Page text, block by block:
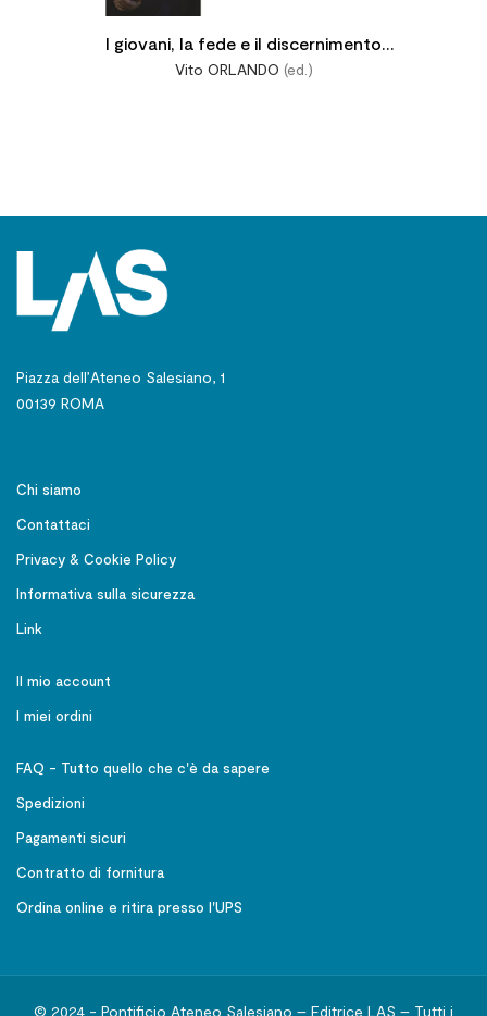
I giovani, la fede e il discernimento
vocazionale
Vito ORLANDO (ed.)
Piazza dell’Ateneo Salesiano, 1
00139 ROMA
Chi siamo
Contattaci
Privacy & Cookie Policy
Informativa sulla sicurezza
Link
Il mio account
I miei ordini
FAQ - Tutto quello che c'è da sapere
Spedizioni
Pagamenti sicuri
Contratto di fornitura
Ordina online e ritira presso l'UPS
© 2024 - Pontificio Ateneo Salesiano – Editrice LAS – Tutti i